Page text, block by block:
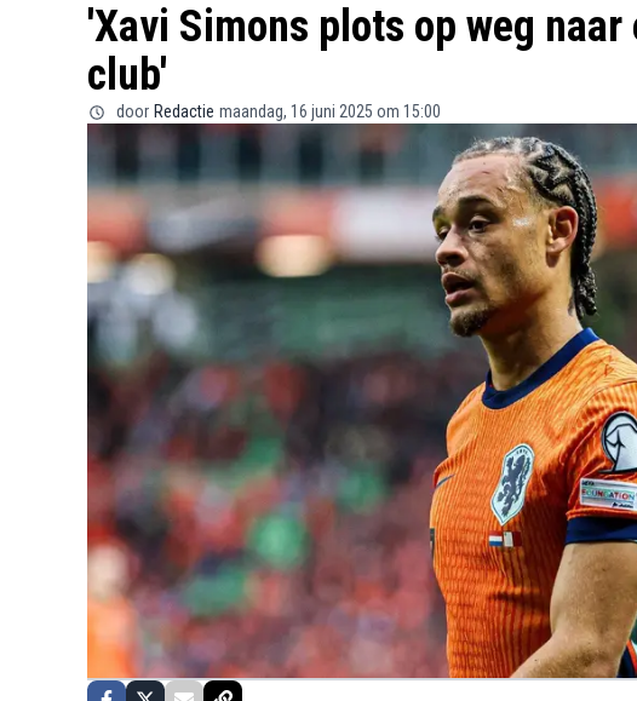
'Xavi Simons plots op weg
club'
door Redactie maandag, 16 juni 2025 om 15:00